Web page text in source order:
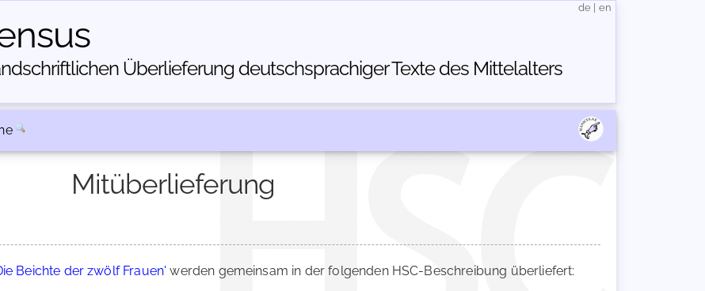
Über­lieferung deutschsprachiger Texte des Mittelalters
de en
Mitüberlieferung
Beichte der zwölf Frauen' werden gemeinsam in der folgenden HSC-Beschreibung überliefert: